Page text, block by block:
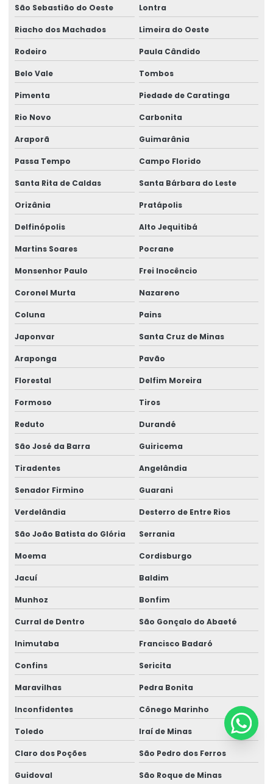
São Sebastião do Oeste Lontra
Riacho dos Machados Limeira do Oeste
Rodeiro Paula Cândido
Belo Vale Tombos
Pimenta Piedade de Caratinga
Rio Novo Carbonita
Araporã Guimarânia
Passa Tempo Campo Florido
Santa Rita de Caldas Santa Bárbara do Leste
Orizânia Pratápolis
Delfinópolis Alto Jequitibá
Martins Soares Pocrane
Monsenhor Paulo Frei Inocêncio
Coronel Murta Nazareno
Coluna Pains
Japonvar Santa Cruz de Minas
Araponga Pavão
Florestal Delfim Moreira
Formoso Tiros
Reduto Durandé
São José da Barra Guiricema
Tiradentes Angelândia
Senador Firmino Guarani
Verdelândia Desterro de Entre Rios
São João Batista do Glória Serrania
Moema Cordisburgo
Jacuí Baldim
Munhoz Bonfim
Curral de Dentro São Gonçalo do Abaeté
Inimutaba Francisco Badaró
Confins Sericita
Maravilhas Pedra Bonita
Inconfidentes Cônego Marinho
Toledo Iraí de Minas
Claro dos Poções São Pedro dos Ferros
Guidoval São Roque de Minas